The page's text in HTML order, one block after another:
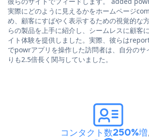
実際にどのように見えるかをホームページ
め、顧客にすばやく表示するための視覚的な
らの製品を上手に紹介し、シームレスに顧客
イト体験を提供しました。実際、彼らは
でpowrアプリを操作した訪問者は、自分のサ
りも2.5倍長く関与していました。
コンタクト数250%増